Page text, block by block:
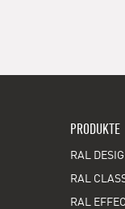
PRODUKTE
RAL
RAL
RAL